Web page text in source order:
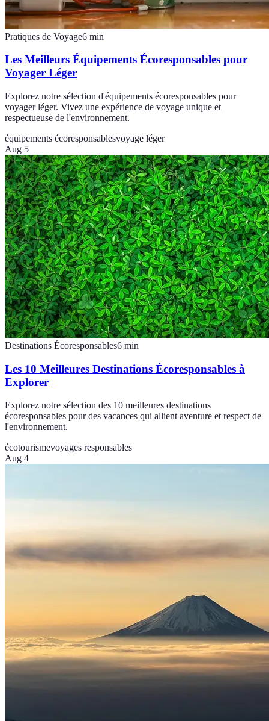
Pratiques de Voyage6 min
Les Meilleurs Équipements Écoresponsables pour
Voyager Léger
Explorez notre sélection d'équipements écoresponsables pour
voyager léger. Vivez une expérience de voyage unique et
respectueuse de l'environnement.
équipements écoresponsablesvoyage léger
Aug 5
Destinations Écoresponsables6 min
Les 10 Meilleures Destinations Écoresponsables à
Explorer
Explorez notre sélection des 10 meilleures destinations
écoresponsables pour des vacances qui allient aventure et respect de
l'environnement.
écotourismevoyages responsables
Aug 4